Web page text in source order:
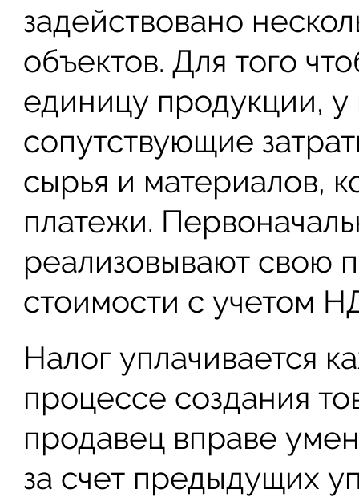
задействовано
объектов. Для того
единицу продукции, у
сопутствующие
сырья и материалов,
платежи.
реализовывают свою
стоимости с учетом
Налог уплачивается
процессе создания
продавец вправе
за счет предыдущих